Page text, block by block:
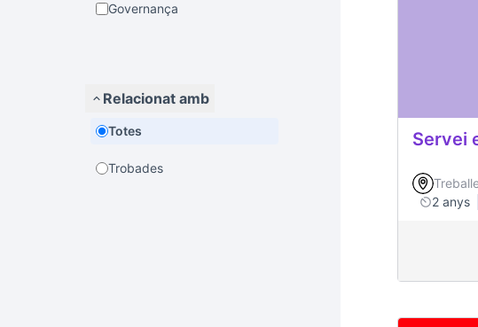
Governança
Relacionat amb
Totes
Trobades
Servei
2 anys